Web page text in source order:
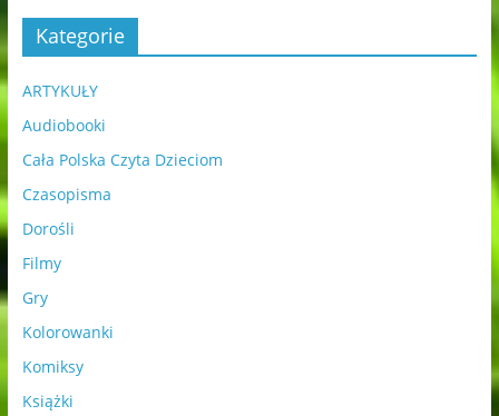
Kategorie
ARTYKUŁY
Audiobooki
Cała Polska Czyta Dzieciom
Czasopisma
Dorośli
Filmy
Gry
Kolorowanki
Komiksy
Książki